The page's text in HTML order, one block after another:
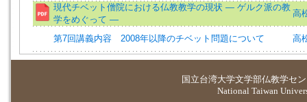
現代チベット僧院における仏教教学の現状 ― ゲルク派の教
学をめぐって ―
高
第7回講義内容 2008年以降のチベット問題について 高
国立台湾大学文学部仏教学セ
National Taiwan